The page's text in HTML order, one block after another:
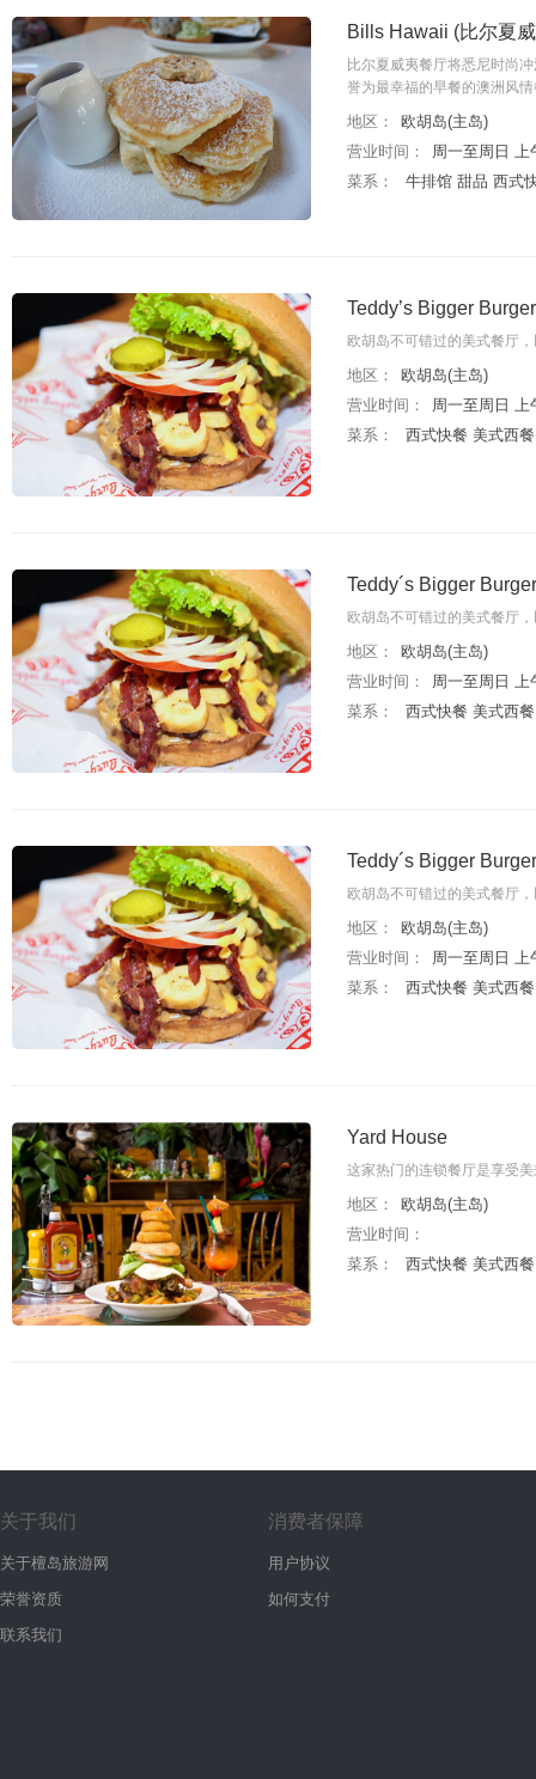
Bills Hawaii (比尔夏
比尔夏威夷餐厅将悉尼时尚
誉为最幸福的早餐的澳洲风
地区：
欧胡岛(主岛)
营业时间：
周一至周日 上
菜系：
牛排馆 甜品 西式
Teddy’s Bigger
欧胡岛不可错过的美式餐厅
地区：
欧胡岛(主岛)
营业时间：
周一至周日 上
菜系：
西式快餐 美式西
Teddy´s Bigger
欧胡岛不可错过的美式餐厅
地区：
欧胡岛(主岛)
营业时间：
周一至周日 上
菜系：
西式快餐 美式西
Teddy´s Bigger
欧胡岛不可错过的美式餐厅
地区：
欧胡岛(主岛)
营业时间：
周一至周日 上
菜系：
西式快餐 美式西
Yard House
这家热门的连锁餐厅是享受
地区：
欧胡岛(主岛)
营业时间：
菜系：
西式快餐 美式西餐
关于我们
关于檀岛旅游网
荣誉资质
联系我们
消费者保障
用户协议
如何支付